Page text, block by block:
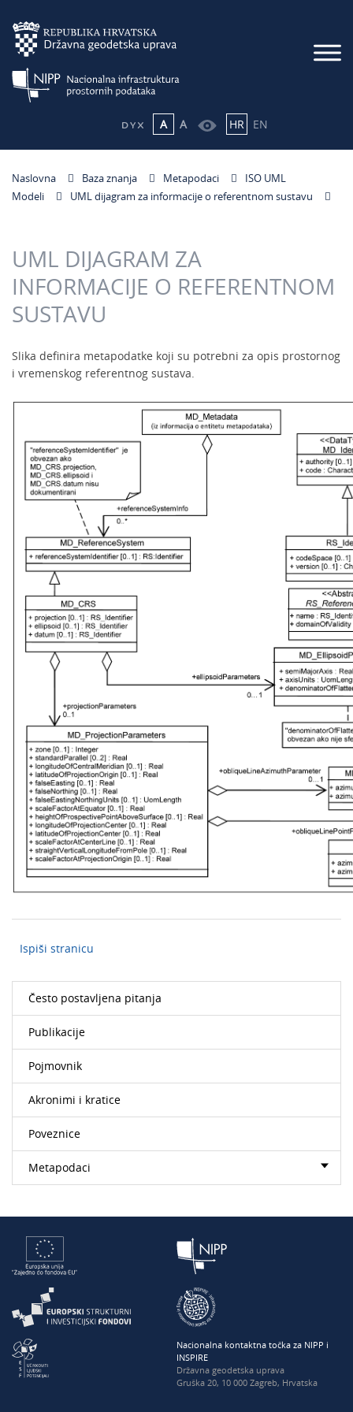
A A HR EN
Naslovna Baza znanja Metapodaci
ISO UML
Modeli
UML dijagram za informacije o referentnom sustavu
UML DIJAGRAM ZA
INFORMACIJE O REFERENTNOM
SUSTAVU
Slika definira metapodatke koji su potrebni za opis prostornog
i vremenskog referentnog sustava.
Ispiši stranicu
Često postavljena pitanja
Publikacije
Pojmovnik
Akronimi i kratice
Poveznice
Metapodaci
Nacionalna kontaktna točka za NIPP i
INSPIRE
Državna geodetska uprava
Gruška 20, 10 000 Zagreb, Hrvatska